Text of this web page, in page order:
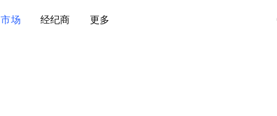
市场 经纪商 更多